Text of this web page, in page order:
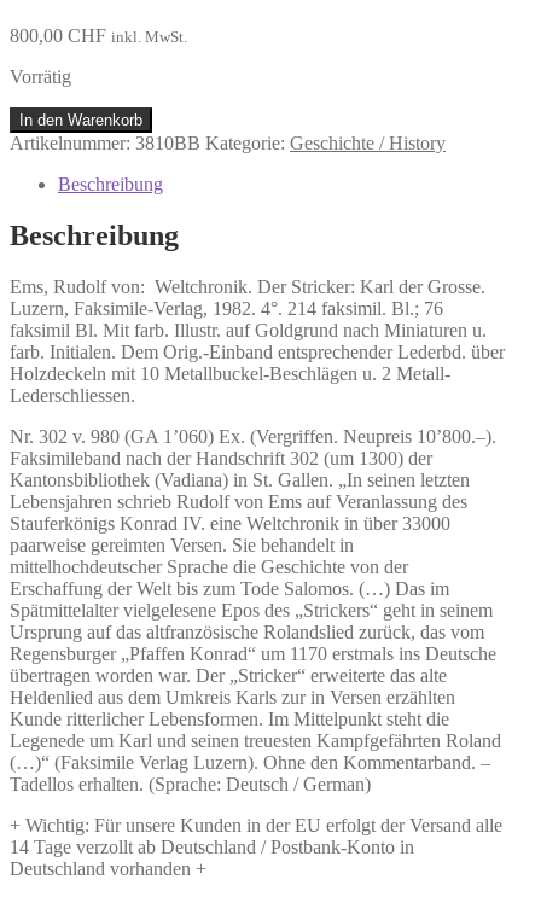
800,00 CHF inkl. MwSt.
Vorrätig
Ems,
Rudolf
Weltchronik.
In den Warenkorb
Artikelnummer: 3810BB Kategorie: Geschichte / History
Beschreibung
Beschreibung
Ems, Rudolf von: Weltchronik. Der Stricker: Karl der Grosse.
Luzern, Faksimile-Verlag, 1982. 4°. 214 faksimil. Bl.; 76
faksimil Bl. Mit farb. Illustr. auf Goldgrund nach Miniaturen u.
farb. Initialen. Dem Orig.-Einband entsprechender Lederbd. über
Holzdeckeln mit 10 Metallbuckel-Beschlägen u. 2 Metall-
Lederschliessen.
Nr. 302 v. 980 (GA 1’060) Ex. (Vergriffen. Neupreis 10’800.–).
Faksimileband nach der Handschrift 302 (um 1300) der
Kantonsbibliothek (Vadiana) in St. Gallen. „In seinen letzten
Lebensjahren schrieb Rudolf von Ems auf Veranlassung des
Stauferkönigs Konrad IV. eine Weltchronik in über 33000
paarweise gereimten Versen. Sie behandelt in
mittelhochdeutscher Sprache die Geschichte von der
Erschaffung der Welt bis zum Tode Salomos. (…) Das im
Spätmittelalter vielgelesene Epos des „Strickers“ geht in seinem
Ursprung auf das altfranzösische Rolandslied zurück, das vom
Regensburger „Pfaffen Konrad“ um 1170 erstmals ins Deutsche
übertragen worden war. Der „Stricker“ erweiterte das alte
Heldenlied aus dem Umkreis Karls zur in Versen erzählten
Kunde ritterlicher Lebensformen. Im Mittelpunkt steht die
Legenede um Karl und seinen treuesten Kampfgefährten Roland
(…)“ (Faksimile Verlag Luzern). Ohne den Kommentarband. –
Tadellos erhalten. (Sprache: Deutsch / German)
+ Wichtig: Für unsere Kunden in der EU erfolgt der Versand alle
14 Tage verzollt ab Deutschland / Postbank-Konto in
Deutschland vorhanden +